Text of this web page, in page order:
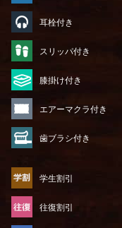
耳栓付き
スリッパ付き
膝掛け付き
エアーマクラ付き
歯ブラシ付き
学生割引
往復割引